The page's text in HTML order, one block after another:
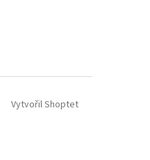
Vytvořil Shoptet